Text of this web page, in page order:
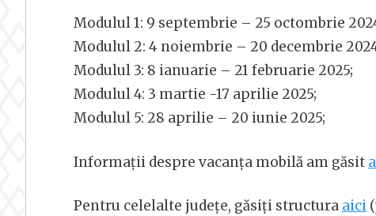
Modulul 1: 9 septembrie – 25 octombrie
Modulul 2: 4 noiembrie – 20 decembrie
Modulul 3: 8 ianuarie – 21 februarie 2025;
Modulul 4: 3 martie -17 aprilie 2025;
Modulul 5: 28 aprilie – 20 iunie 2025;
Informații despre vacanța mobilă am găsit
Pentru celelalte județe, găsiți structura aici